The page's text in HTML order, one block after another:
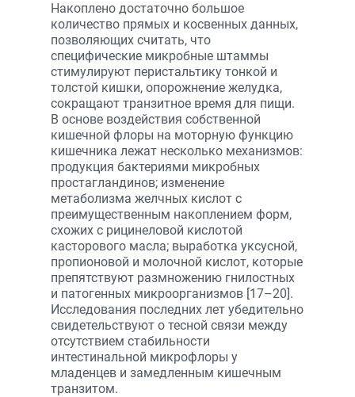
Накоплено достаточно большое
количество прямых и косвенных данных,
позволяющих считать, что
специфические микробные штаммы
стимулируют перистальтику тонкой и
толстой кишки, опорожнение желудка,
сокращают транзитное время для пищи.
В основе воздействия собственной
кишечной флоры на моторную функцию
кишечника лежат несколько механизмов:
продукция бактериями микробных
простагландинов; изменение
метаболизма желчных кислот с
преимущественным накоплением форм,
схожих с рицинеловой кислотой
касторового масла; выработка уксусной,
пропионовой и молочной кислот, которые
препятствуют размножению гнилостных
и патогенных микроорганизмов [17–20].
Исследования последних лет убедительно
свидетельствуют о тесной связи между
отсутствием стабильности
интестинальной микрофлоры у
младенцев и замедленным кишечным
транзитом.